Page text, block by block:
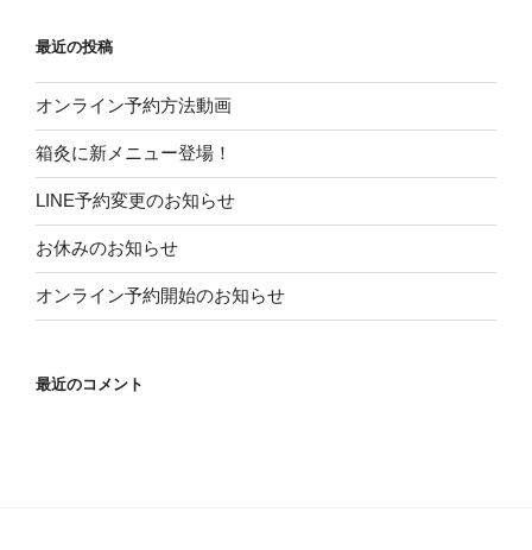
最近の投稿
オンライン予約方法動画
箱灸に新メニュー登場！
LINE予約変更のお知らせ
お休みのお知らせ
オンライン予約開始のお知らせ
最近のコメント